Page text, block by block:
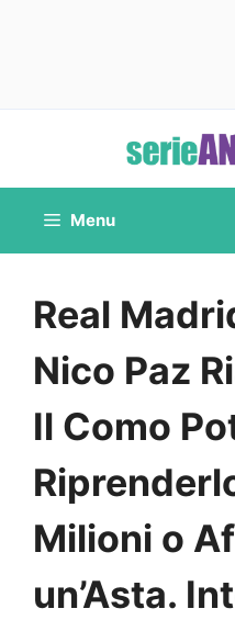
contenuto
Menu
Real
Nico Paz
Il Como
Milioni o
un’Asta.